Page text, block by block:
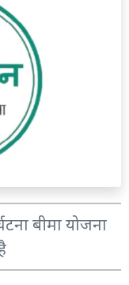
बीमा योजना